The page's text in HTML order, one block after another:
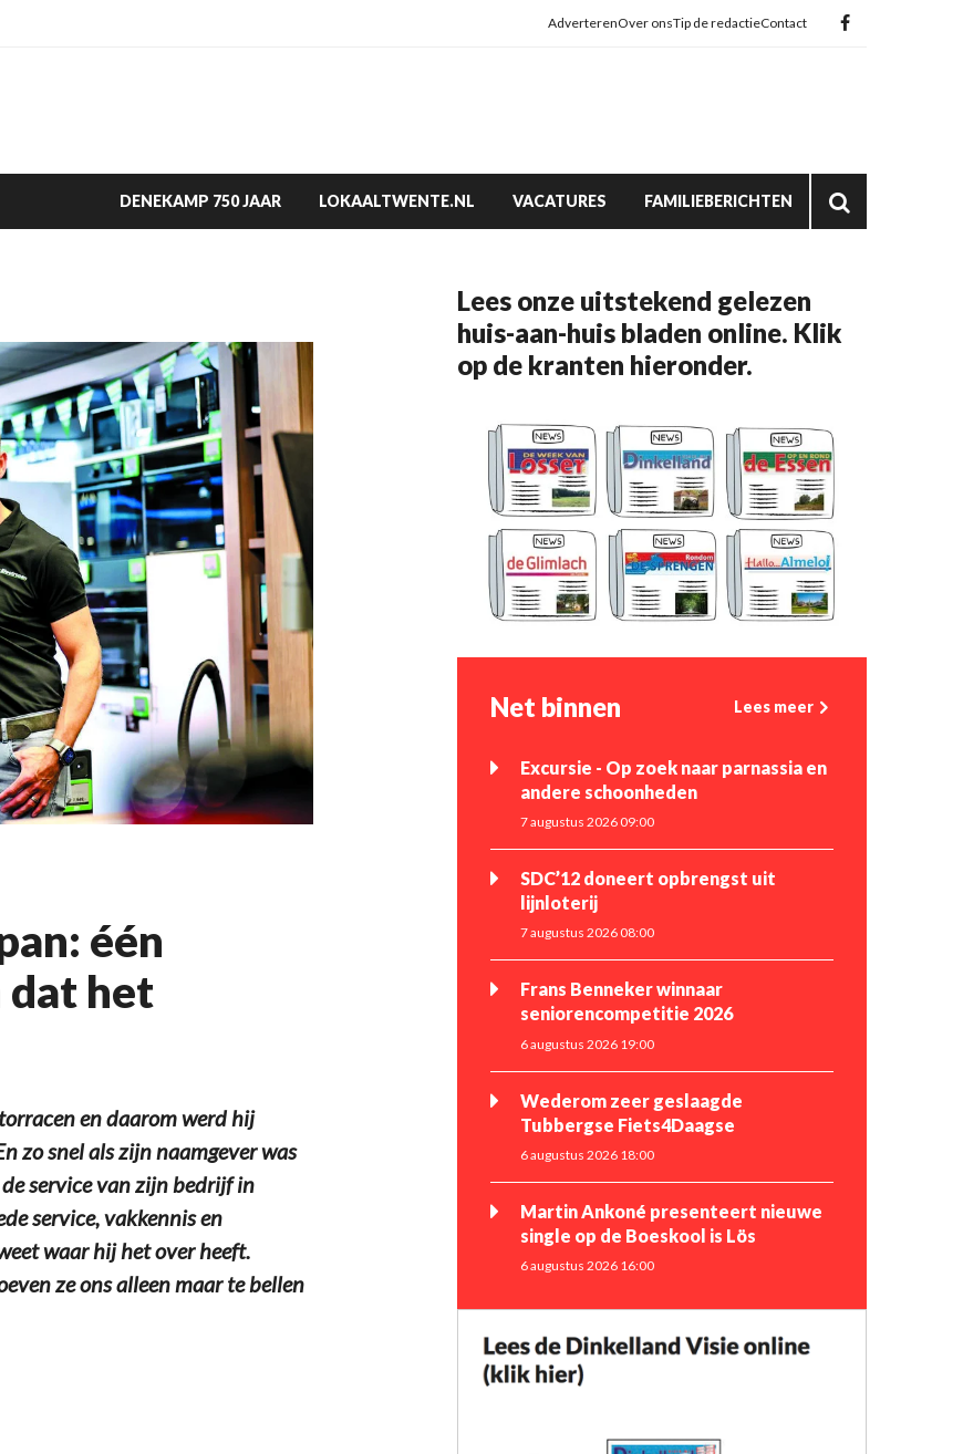
AdverterenOver onsTip de redactieContact
DENEKAMP 750 JAAR LOKAALTWENTE.NL VACATURES FAMILIEBERICHTEN
één
dat het
en daarom werd hij
zo snel als zijn naamgever was
service van zijn bedrijf in
service, vakkennis en
waar hij het over heeft.
ze ons alleen maar te bellen
Lees onze uitstekend gelezen
huis-aan-huis bladen online. Klik
op de kranten hieronder.
Net binnen Lees meer
Excursie - Op zoek naar parnassia en
andere schoonheden
7 augustus 2026 09:00
SDC’12 doneert opbrengst uit
lijnloterij
7 augustus 2026 08:00
Frans Benneker winnaar
seniorencompetitie 2026
6 augustus 2026 19:00
Wederom zeer geslaagde
Tubbergse Fiets4Daagse
6 augustus 2026 18:00
Martin Ankoné presenteert nieuwe
single op de Boeskool is Lös
6 augustus 2026 16:00